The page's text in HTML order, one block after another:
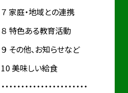
７ 家庭・地域との連携
８ 特色ある教育活動
９ その他、お知らせなど
10 美味しい給食
・・・・・・・・・・・・・・・・・・・・・・